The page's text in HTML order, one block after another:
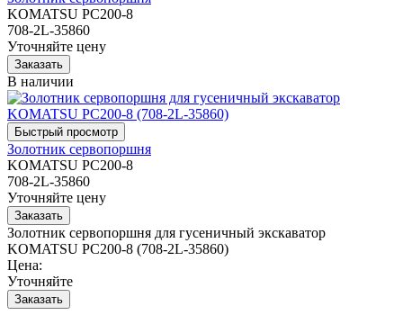
KOMATSU PC200-8
708-2L-35860
Уточняйте цену
В наличии
Золотник сервопоршня
KOMATSU PC200-8
708-2L-35860
Уточняйте цену
Золотник сервопоршня для гусеничный экскаватор
KOMATSU PC200-8 (708-2L-35860)
Цена:
Уточняйте